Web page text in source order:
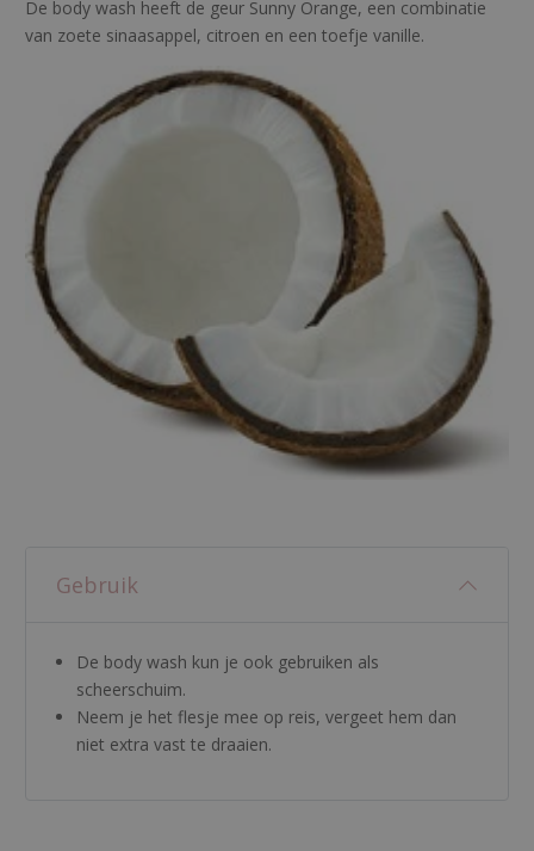
De body wash heeft de geur Sunny Orange, een combinatie
van zoete sinaasappel, citroen en een toefje vanille.
Gebruik
De body wash kun je ook gebruiken als
scheerschuim.
Neem je het flesje mee op reis, vergeet hem dan
niet extra vast te draaien.